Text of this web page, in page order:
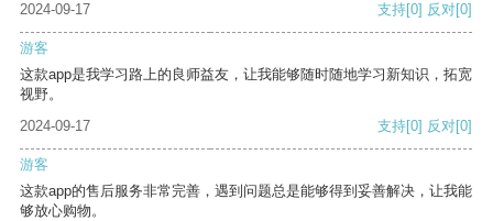
2024-09-17 支持[0] 反对[0]
游客
这款app是我学习路上的良师益友，让我能够随时随地学习新知识，拓宽
视野。
2024-09-17
支持[0] 反对[0]
游客
这款app的售后服务非常完善，遇到问题总是能够得到妥善解决，让我能
够放心购物。